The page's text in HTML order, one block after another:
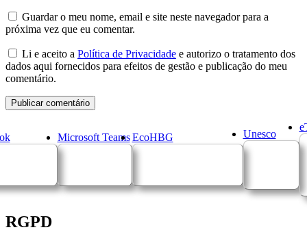
Guardar o meu nome, email e site neste navegador para a
próxima vez que eu comentar.
Li e aceito a Política de Privacidade e autorizo o tratamento dos
dados aqui fornecidos para efeitos de gestão e publicação do meu
comentário.
Microsoft Teams EcoHBG Unesco
RGPD